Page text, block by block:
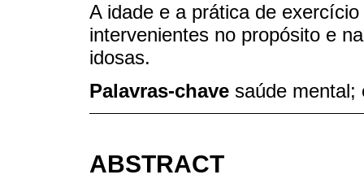
A idade e a prática de
intervenientes no propósito e
idosas.
Palavras-chave saúde
ABSTRACT